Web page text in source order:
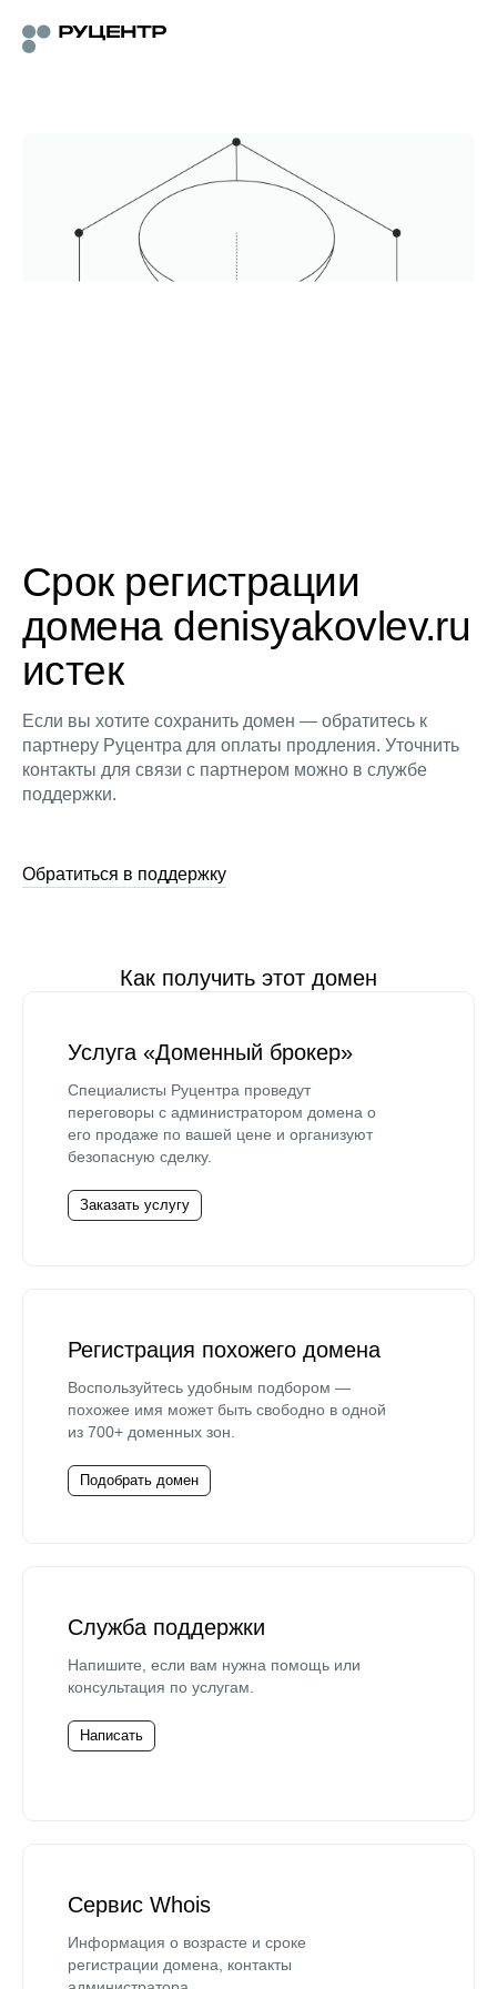
Срок регистрации
домена denisyakovlev.ru
истек
Если вы хотите сохранить домен — обратитесь к
партнеру Руцентра для оплаты продления. Уточнить
контакты для связи с партнером можно в службе
поддержки.
Обратиться в поддержку
Как получить этот домен
Услуга «Доменный брокер»
Специалисты Руцентра проведут
переговоры с администратором домена о
его продаже по вашей цене и организуют
безопасную сделку.
Заказать услугу
Регистрация похожего домена
Воспользуйтесь удобным подбором —
похожее имя может быть свободно в одной
из 700+ доменных зон.
Подобрать домен
Служба поддержки
Напишите, если вам нужна помощь или
консультация по услугам.
Написать
Сервис Whois
Информация о возрасте и сроке
регистрации домена, контакты